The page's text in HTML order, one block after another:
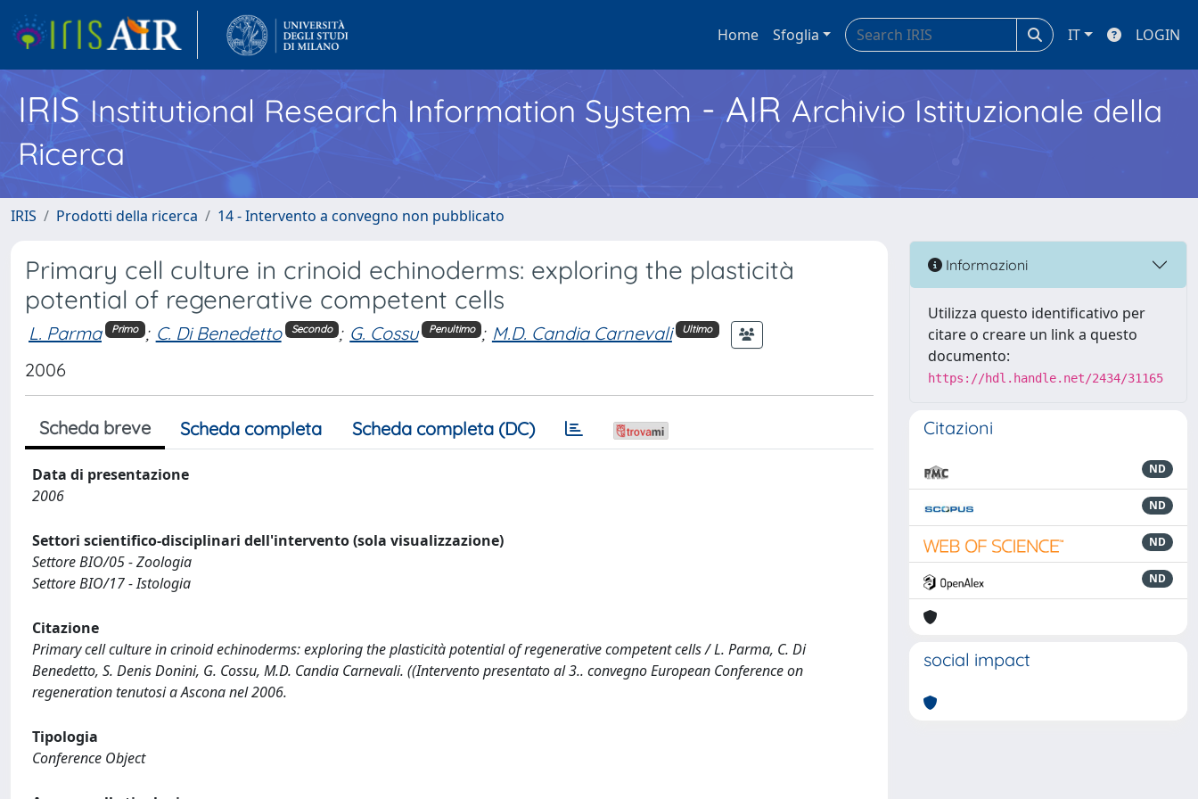
Home Sfoglia IT LOGIN
IRISInstitutional Research Information System - AIR Archivio Istituzionale della
Ricerca
IRIS Prodotti della ricerca 14 - Intervento a convegno non pubblicato
Primary cell culture in crinoid echinoderms: exploring the plasticità
potential of regenerative competent cells
L. Parma Primo ; C. Di Benedetto Secondo ; G. Cossu Penultimo ; M.D. Candia Carnevali Ultimo
2006
Scheda breve Scheda completa Scheda completa (DC)
Data di presentazione
2006
Settori scientifico-disciplinari dell'intervento (sola visualizzazione)
Settore BIO/05 - Zoologia
Settore BIO/17 - Istologia
Citazione
Primary cell culture in crinoid echinoderms: exploring the plasticità potential of regenerative competent cells / L. Parma, C. Di
Benedetto, S. Denis Donini, G. Cossu, M.D. Candia Carnevali. ((Intervento presentato al 3.. convegno European Conference on
regeneration tenutosi a Ascona nel 2006.
Tipologia
Conference Object
Informazioni
Utilizza questo identificativo per
citare o creare un link a questo
documento:
https://hdl.handle.net/2434/31165
Citazioni
ND
ND
ND
ND
social impact